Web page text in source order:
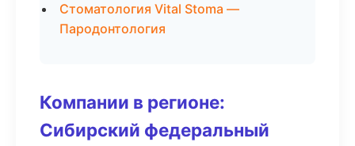
Стоматология Vital Stoma —
Пародонтология
Компании в регионе:
Сибирский федеральный